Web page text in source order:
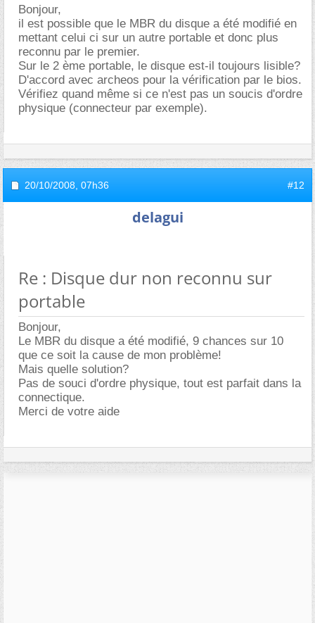
Bonjour,
il est possible que le MBR du disque a été modifié en
mettant celui ci sur un autre portable et donc plus
reconnu par le premier.
Sur le 2 ème portable, le disque est-il toujours lisible?
D'accord avec archeos pour la vérification par le bios.
Vérifiez quand même si ce n'est pas un soucis d'ordre
physique (connecteur par exemple).
20/10/2008, 07h36 #12
delagui
Re : Disque dur non reconnu sur
portable
Bonjour,
Le MBR du disque a été modifié, 9 chances sur 10
que ce soit la cause de mon problème!
Mais quelle solution?
Pas de souci d'ordre physique, tout est parfait dans la
connectique.
Merci de votre aide